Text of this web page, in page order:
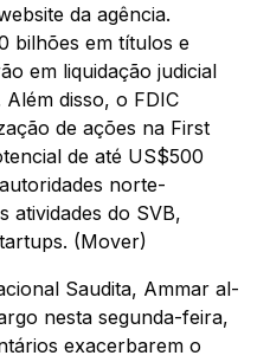
da agência.
bilhões em títulos e
em liquidação judicial
disso, o FDIC
de ações na First
de até US$500
norte-
atividades do SVB,
(Mover)
Saudita, Ammar al-
nesta segunda-feira,
exacerbarem o